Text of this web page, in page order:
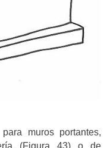
muros portantes,
(Figura 43) o de